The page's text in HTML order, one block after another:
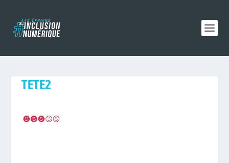
TETE2